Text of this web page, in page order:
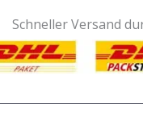
Schneller Versand